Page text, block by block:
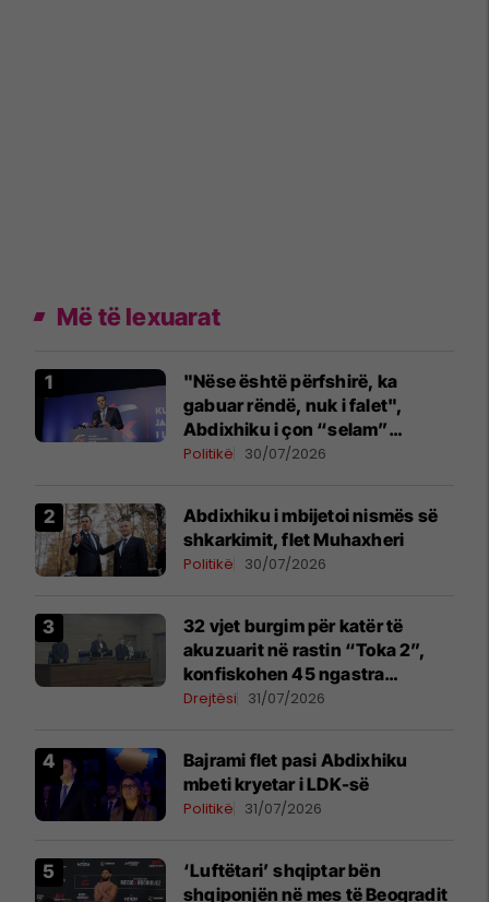
Më të lexuarat
"Nëse është përfshirë, ka
gabuar rëndë, nuk i falet",
Abdixhiku i çon “selam”
Përparim Ramës
Politikë 30/07/2026
Abdixhiku i mbijetoi nismës së
shkarkimit, flet Muhaxheri
Politikë 30/07/2026
32 vjet burgim për katër të
akuzuarit në rastin “Toka 2”,
konfiskohen 45 ngastra
kadastrale
Drejtësi 31/07/2026
Bajrami flet pasi Abdixhiku
mbeti kryetar i LDK-së
Politikë 31/07/2026
‘Luftëtari’ shqiptar bën
shqiponjën në mes të Beogradit